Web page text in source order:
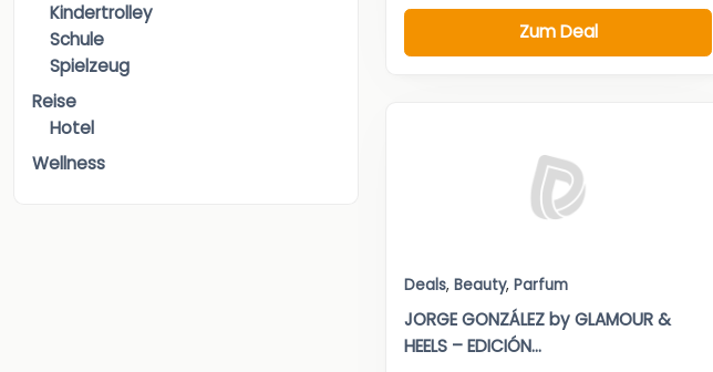
Kindertrolley
Schule
Spielzeug
Reise
Hotel
Wellness
Zum Deal
Deals, Beauty, Parfum
JORGE GONZÁLEZ by GLAMOUR &
HEELS – EDICIÓN...